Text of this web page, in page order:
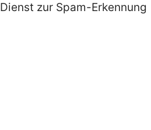
zur Spam-Erkennung